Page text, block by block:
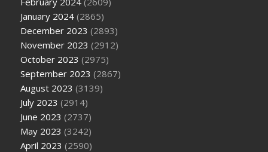
January 2024 (2865)
December 2023 (2893)
November 2023 (2912)
October 2023 (2975)
September 2023 (2867)
August 2023 (3139)
July 2023 (2914)
June 2023 (2737)
May 2023 (3242)
April 2023 (2590)